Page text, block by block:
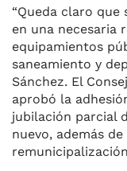
“Queda claro que
en una necesaria
equipamientos
saneamiento y
Sánchez. El
aprobó la
jubilación parcial
nuevo, además